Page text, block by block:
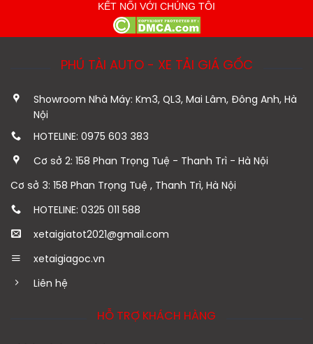
KẾT NỐI VỚI CHÚNG TÔI
PHÚ TÀI AUTO - XE TẢI GIÁ GỐC
Showroom Nhà Máy: Km3, QL3, Mai Lâm, Đông Anh, Hà
Nội
HOTELINE: 0975 603 383
Cơ sở 2: 158 Phan Trọng Tuệ - Thanh Trì - Hà Nội
Cơ sở 3: 158 Phan Trọng Tuệ , Thanh Trì, Hà Nội
HOTELINE: 0325 011 588
xetaigiatot2021@gmail.com
xetaigiagoc.vn
Liên hệ
HỖ TRỢ KHÁCH HÀNG